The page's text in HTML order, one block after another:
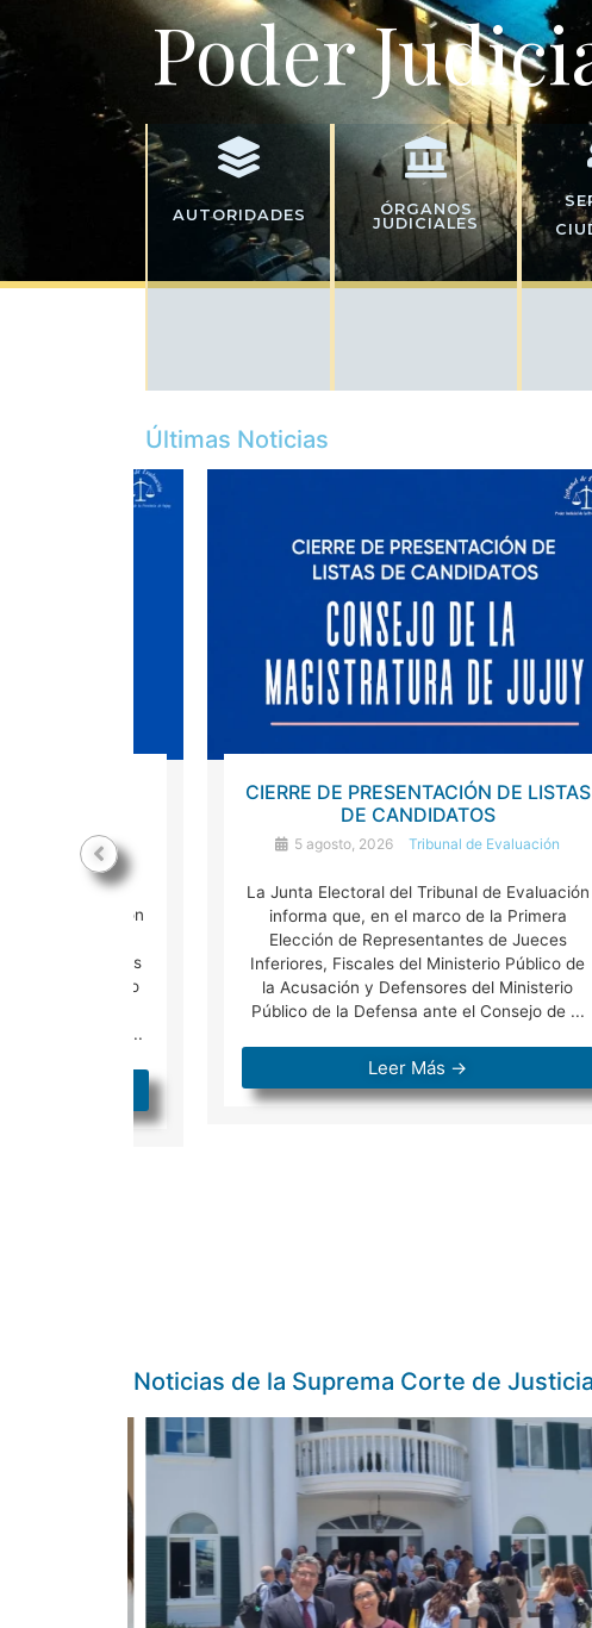
Poder
AUTORIDADES
ÓRGANOS
JUDICIALES
Últimas Noticias
CIERRE DE PRESENTACIÓN DE LISTAS
DE CANDIDATOS
5 agosto, 2026 Tribunal de Evaluación
La Junta Electoral del Tribunal de Evaluación
informa que, en el marco de la Primera
Elección de Representantes de Jueces
Inferiores, Fiscales del Ministerio Público de
la Acusación y Defensores del Ministerio
Público de la Defensa ante el Consejo de ...
Leer Más →
Noticias de la Suprema Corte de Justicia